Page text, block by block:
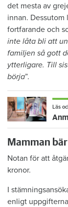
det mesta av
innan. Dessutom
fortfarande och
inte låta bli att
familjen så gott
ytterligare. Till
börja”.
Läs
Mamman
Notan för att
kronor.
I
enligt